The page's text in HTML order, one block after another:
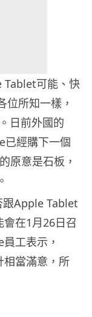
Tablet可能、快
位所知一樣，
日前外國的
經購下一個
原意是石板，
跟Apple Tablet
在1月26日召
工表示，
當滿意，所